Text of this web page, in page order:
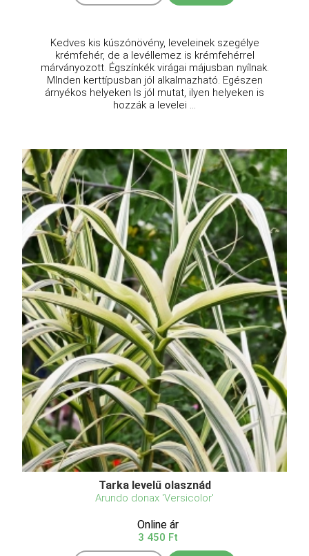
Kedves kis kúszónövény, leveleinek szegélye
krémfehér, de a levéllemez is krémfehérrel
márványozott. Égszínkék virágai májusban nyílnak.
MInden kerttípusban jól alkalmazható. Egészen
árnyékos helyeken ls jól mutat, ilyen helyeken is
hozzák a levelei ...
Tarka levelű olasznád
Arundo donax 'Versicolor'
Online ár
3 450 Ft